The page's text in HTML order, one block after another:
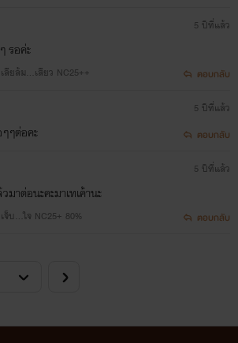
รอค่ะ
ลียล้ม...เสียว NC25++
5 ปีที่แล้ว
ตอบกลับ
ๆต่อคะ
5 ปีที่แล้ว
ตอบกลับ
มาต่อนะคะมาเทเค้านะ
บ...ใจ NC25+ 80%
5 ปีที่แล้ว
ตอบกลับ